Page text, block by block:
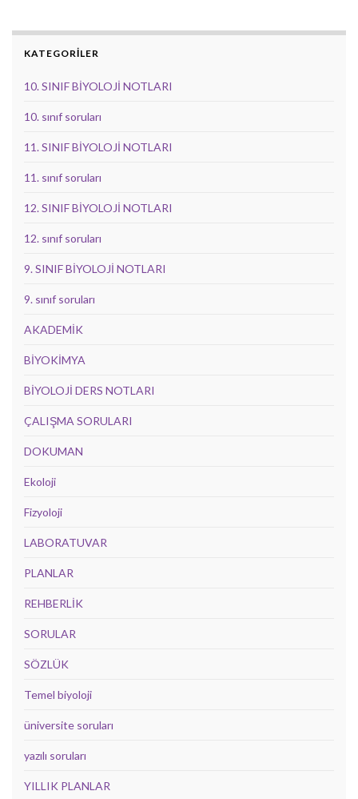
KATEGORİLER
10. SINIF BİYOLOJİ NOTLARI
10. sınıf soruları
11. SINIF BİYOLOJİ NOTLARI
11. sınıf soruları
12. SINIF BİYOLOJİ NOTLARI
12. sınıf soruları
9. SINIF BİYOLOJİ NOTLARI
9. sınıf soruları
AKADEMİK
BİYOKİMYA
BİYOLOJİ DERS NOTLARI
ÇALIŞMA SORULARI
DOKUMAN
Ekoloji
Fizyoloji
LABORATUVAR
PLANLAR
REHBERLİK
SORULAR
SÖZLÜK
Temel biyoloji
üniversite soruları
yazılı soruları
YILLIK PLANLAR